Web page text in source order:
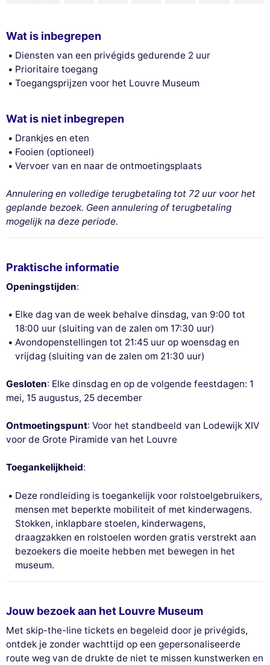
Wat is inbegrepen
Diensten van een privégids gedurende 2 uur
Prioritaire toegang
Toegangsprijzen voor het Louvre Museum
Wat is niet inbegrepen
Drankjes en eten
Fooien (optioneel)
Vervoer van en naar de ontmoetingsplaats
Annulering en volledige terugbetaling tot 72 uur voor het
geplande bezoek. Geen annulering of terugbetaling
mogelijk na deze periode.
Praktische informatie
Openingstijden:
Elke dag van de week behalve dinsdag, van 9:00 tot
18:00 uur (sluiting van de zalen om 17:30 uur)
Avondopenstellingen tot 21:45 uur op woensdag en
vrijdag (sluiting van de zalen om 21:30 uur)
Gesloten: Elke dinsdag en op de volgende feestdagen: 1
mei, 15 augustus, 25 december
Ontmoetingspunt: Voor het standbeeld van Lodewijk XIV
voor de Grote Piramide van het Louvre
Toegankelijkheid:
Deze rondleiding is toegankelijk voor rolstoelgebruikers,
mensen met beperkte mobiliteit of met kinderwagens.
Stokken, inklapbare stoelen, kinderwagens,
draagzakken en rolstoelen worden gratis verstrekt aan
bezoekers die moeite hebben met bewegen in het
museum.
Jouw bezoek aan het Louvre Museum
Met skip-the-line tickets en begeleid door je privégids,
ontdek je zonder wachttijd op een gepersonaliseerde
route weg van de drukte de niet te missen kunstwerken en